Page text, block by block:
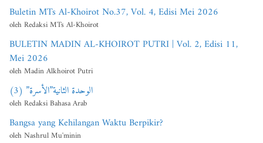
Buletin MTs Al-Khoirot No.37, Vol. 4, Edisi Mei 2026
oleh Redaksi MTs Al-Khoirot
BULETIN MADIN AL-KHOIROT PUTRI | Vol. 2, Edisi 11,
Mei 2026
oleh Madin Alkhoirot Putri
الوحدة الثانية”الأسرة” (3)
oleh Redaksi Bahasa Arab
Bangsa yang Kehilangan Waktu Berpikir?
oleh Nashrul Mu'minin